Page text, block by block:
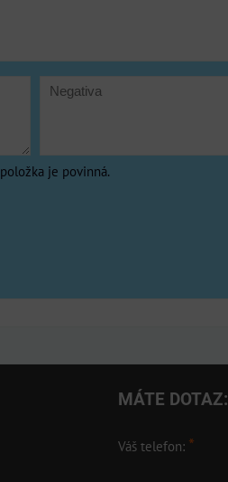
je povinná.
MÁTE DOTAZ:
Váš telefon: *